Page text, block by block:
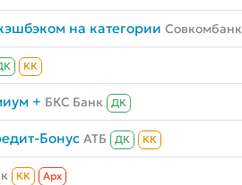
на категории Совкомбанк
КК
+ БКС Банк ДК
Бонус АТБ ДК КК
КК Aрх